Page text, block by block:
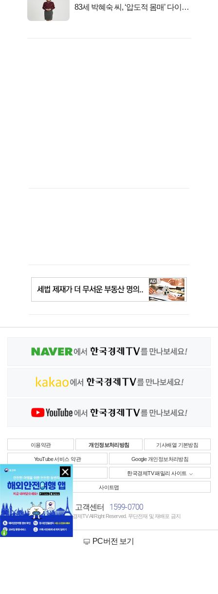
83세 박혜숙 씨, ‘압도적 몸매’ 다이어
이용약관 개인정보처리방침 기사배열 기본방침
YouTube 서비스 약관 Google 개인정보처리방침
사업자정보 한국경제TV 패밀리 사이트
사이트맵
고객센터 1599-0700
Copyright © 한국경제TV All Right Reserved. 무단전재 및 재배포 금지
PC버전 보기